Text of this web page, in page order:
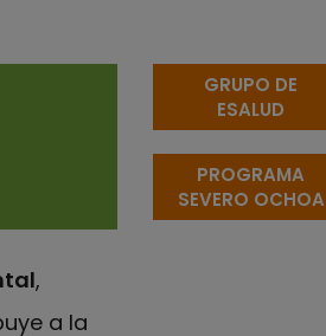
,
a la
GRUPO DE
ESALUD
PROGRAMA
SEVERO OCHOA